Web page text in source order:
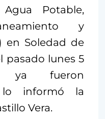
Potable,
y
en Soledad de
pasado lunes 5
ya fueron
lo informó la
Vera.